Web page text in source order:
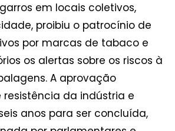
em locais coletivos,
proibiu o patrocínio de
por marcas de tabaco e
os alertas sobre os riscos à
A aprovação
da indústria e
anos para ser concluída,